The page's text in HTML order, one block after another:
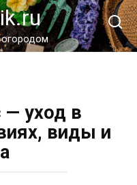
— уход в
виды и